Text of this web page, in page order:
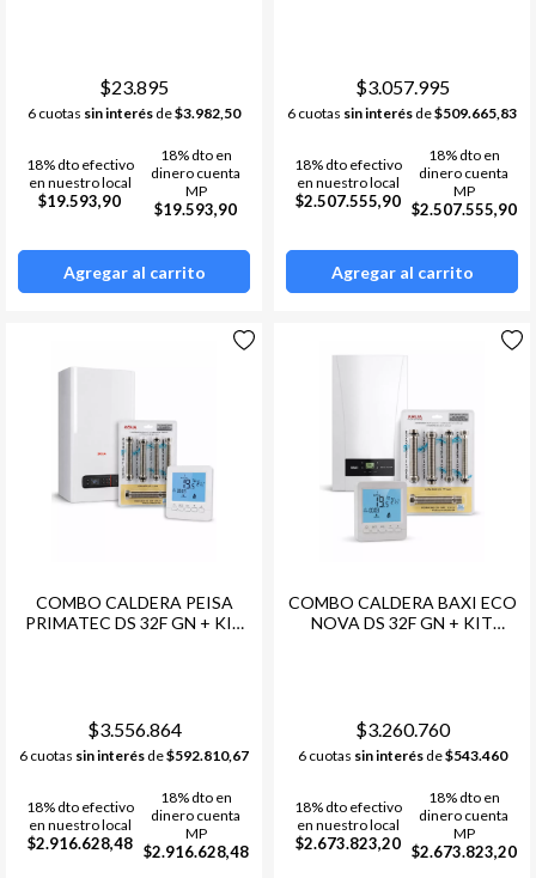
Materiales de instalacion y
Fan Coil
Ver todos
$23.895
6 cuotas sin interés de$3.982,50
18% dto efectivo
en nuestro local
$19.593,90
18% dto en
dinero cuenta
MP
$19.593,90
Agregar al carrito
$3.057.995
6 cuotas sin interés de$509.665,83
18% dto efectivo
en nuestro local
$2.507.555,90
18% dto en
dinero cuenta
MP
$2.507.555,90
Agregar al carrito
COMBO CALDERA PEISA
PRIMATEC DS 32F GN + KIT
$3.556.864
6 cuotas sin interés de$592.810,67
18% dto efectivo
en nuestro local
$2.916.628,48
18% dto en
dinero cuenta
MP
$2.916.628,48
COMBO CALDERA BAXI ECO
NOVA DS 32F GN + KIT
$3.260.760
6 cuotas sin interésde$543.460
18% dto efectivo
en nuestro local
$2.673.823,20
18% dto en
dinero cuenta
MP
$2.673.823,20